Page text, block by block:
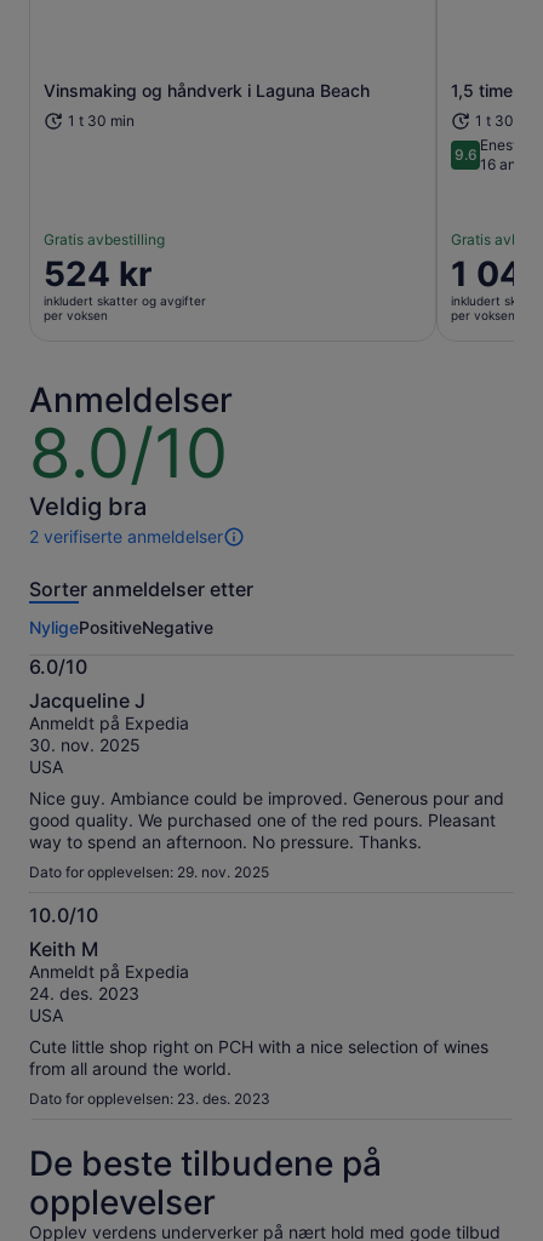
Vinsmaking og håndverk i Laguna Beach
1 t 30 min
Gratis avbestilling
Prisen
er
524 kr
524 kr
inkludert skatter og avgifter
per voksen
Åpnes i en ny fane 1,5 timers
1 t 30 min
9.69.6 av 10
16
Gratis
Prisen
er
1 048 kr
1
inkludert
per voksen
Anmeldelser
8.0/10
8.0
av
10
Veldig bra
2 verifiserte anmeldelser
2
av
opplevelsen.
Mer
informasjon
om
våre
verifiserte
anmeldelser.
Sorter anmeldelser etter
NyligePositiveNegative
6.0/10
6.0
av
10
Jacqueline J
Anmeldt på Expedia
30. nov. 2025
USA
Nice guy. Ambiance could be improved. Generous pour and
good quality. We purchased one of the red pours. Pleasant
way to spend an afternoon. No pressure. Thanks.
Dato for opplevelsen: 29. nov. 2025
10.0/10
10.0
av
10
Keith M
Anmeldt på Expedia
24. des. 2023
USA
Cute little shop right on PCH with a nice selection of wines
from all around the world.
Dato for opplevelsen: 23. des. 2023
De beste tilbudene på
opplevelser
Opplev verdens underverker på nært hold med gode tilbud